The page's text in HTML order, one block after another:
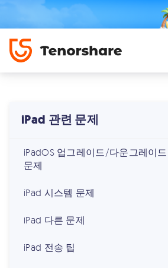
iPad 관련 문제
iPadOS 업그레이드/다운그레이드
문제
iPad 시스템 문제
iPad 다른 문제
iPad 전송 팁